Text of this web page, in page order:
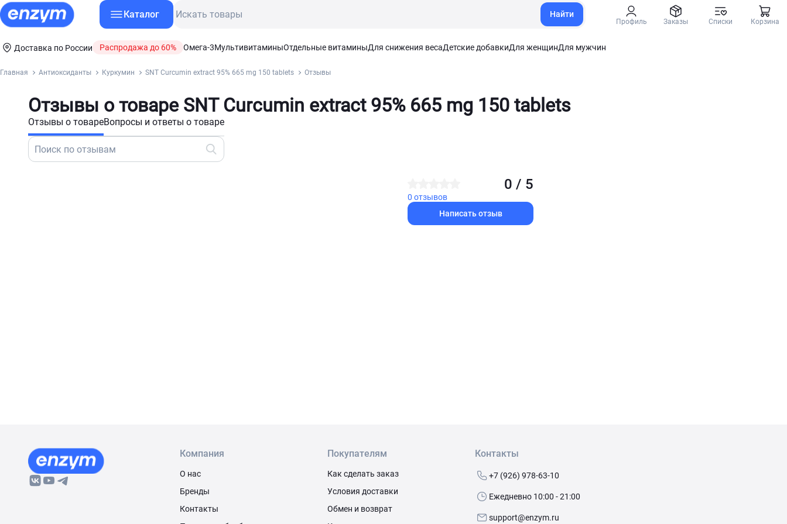
Каталог Найти
Профиль Заказы Списки Корзина
Доставка по России Распродажа до 60% Омега-3МультивитаминыОтдельные витаминыДля снижения весаДетские добавкиДля женщинДля мужчин
Главная Антиоксиданты Куркумин SNT Curcumin extract 95% 665 mg 150 tablets Отзывы
Отзывы о товаре SNT Curcumin extract 95% 665 mg 150 tablets
Отзывы о товареВопросы и ответы о товаре
0 / 5
0 отзывов
Написать отзыв
Компания
О нас
Бренды
Контакты
Покупателям
Как сделать заказ
Условия доставки
Обмен и возврат
Контакты
+7 (926) 978-63-10
Ежедневно 10:00 - 21:00
support@enzym.ru